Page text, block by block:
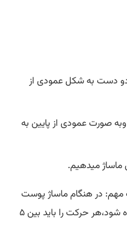
دو دست به شکل عمودی از
وبه صورت عمودی از پایین به
نکات مهم: در هنگام ماساژ پوست
باید زیر انگشت لیز بخورد نباید کشیده شود،هر حرکت را باید بین ۵